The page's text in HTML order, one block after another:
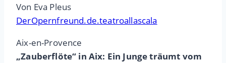
Von Eva Pleus
DerOpernfreund.de.teatroallascala
Aix-en-Provence
„Zauberflöte“ in Aix: Ein Junge träumt vom